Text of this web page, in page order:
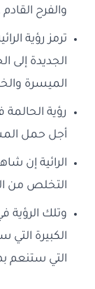
والفرح
ترمز رؤية
الجديدة إلى
الميسرة
رؤية
أجل حمل
الرائية إن
التخلص من
وتلك الرؤية
الكبيرة التي
التي ستنعم